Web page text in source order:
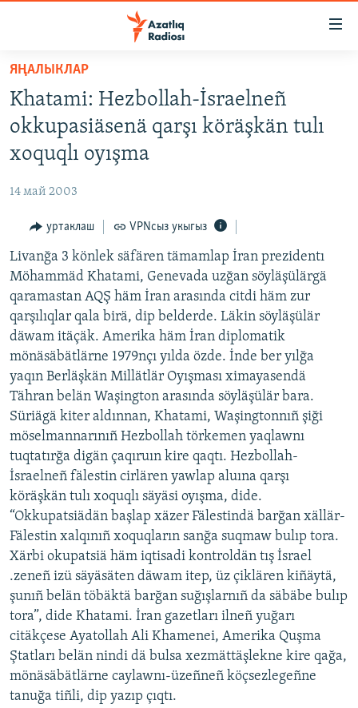
төп
төп
меню
ЯҢАЛЫКЛАР
БАШКОРТСТАН
ТАТАРСТАН
ТАТАР-БАШКОРТ ДӨНЬЯСЫ
СУГЫШ
БЕЗНЕ ТОМАЛАДЫЛАР
ӘҢГӘМӘ
КОММЕНТАР
ДИНИ ТОРМЫШ
ПӘРӘВЕЗ
ФӘН-ФӘСМӘТӘН
КИНОХАНӘ
ДӨНЬЯ ХӘЛЛӘРЕ
ТАТАРЧА ПОДКАСТ
ӘЙДӘ ONLINE
IDEL.РЕАЛИИ
БЕЗГӘ КУШЫЛЫГЫЗ!
БАШКА ТЕЛЛӘРДӘ
ЯҢАЛЫКЛАР
Khatami: Hezbollah-İsraelneñ
okkupasiäsenä qarşı köräşkän tulı
xoquqlı oyışma
14 май 2003
уртаклаш VPNсыз укыгыз
Livanğa 3 könlek säfären tämamlap İran prezidentı
Möhammäd Khatami, Genevada uzğan söyläşülärgä
qaramastan AQŞ häm İran arasında citdi häm zur
qarşılıqlar qala birä, dip belderde. Läkin söyläşülär
däwam itäçäk. Amerika häm İran diplomatik
mönäsäbätlärne 1979nçı yılda özde. İnde ber yılğa
yaqın Berläşkän Millätlär Oyışması ximayasendä
Tähran belän Waşington arasında söyläşülär bara.
Süriägä kiter aldınnan, Khatami, Waşingtonnıñ şiği
möselmannarınıñ Hezbollah törkemen yaqlawnı
tuqtatırğa digän çaqıruın kire qaqtı. Hezbollah-
İsraelneñ fälestin cirlären yawlap aluına qarşı
köräşkän tulı xoquqlı säyäsi oyışma, dide.
“Okkupatsiädän başlap xäzer Fälestindä barğan xällär-
Fälestin xalqınıñ xoquqların sanğa suqmaw bulıp tora.
Xärbi okupatsiä häm iqtisadi kontroldän tış İsrael
.zeneñ izü säyäsäten däwam itep, üz çiklären kiñäytä,
şunıñ belän töbäktä barğan suğışlarnıñ da säbäbe bulıp
tora”, dide Khatami. İran gazetları ilneñ yuğarı
citäkçese Ayatollah Ali Khamenei, Amerika Quşma
Ştatları belän nindi dä bulsa xezmättäşlekne kire qağa,
mönäsäbätlärne caylawnı-üzeñneñ köçsezlegeñne
tanuğa tiñli, dip yazıp çıqtı.